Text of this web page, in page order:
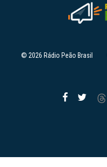
© 2026 Rádio Peão Brasil